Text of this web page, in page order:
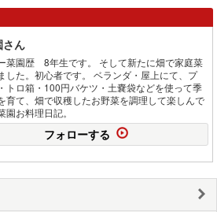
さん
菜園歴 8年生です。 そして新たに畑で家庭菜
した。初心者です。 ベランダ・屋上にて、プ
トロ箱・100円バケツ・土嚢袋などを使って季
育て、畑で収穫したお野菜を調理して楽しんで
園お料理日記。
フォローする